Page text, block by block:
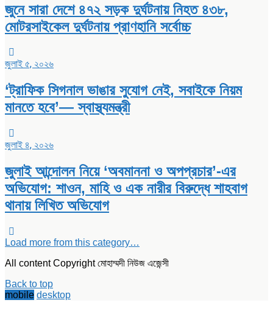
জুনে সারা দেশে ৪৭২ সড়ক দুর্ঘটনায় নিহত ৪৩৮,
মোটরসাইকেল দুর্ঘটনায় প্রাণহানি সর্বোচ্চ
জুলাই ৫, ২০২৬
‘ট্রাফিক সিগনাল ভাঙার সুযোগ নেই, সবাইকে নিয়ম
মানতে হবে’— স্বাস্থ্যমন্ত্রী
জুলাই ৪, ২০২৬
জুলাই আন্দোলন নিয়ে ‘অবমাননা ও অপপ্রচার’-এর
অভিযোগ: শাওন, মাহি ও এক নারীর বিরুদ্ধে শাহবাগ
থানায় লিখিত অভিযোগ
Load more from this category…
All content Copyright মোহাম্মদী নিউজ এজেন্সী
Back to top
mobile desktop